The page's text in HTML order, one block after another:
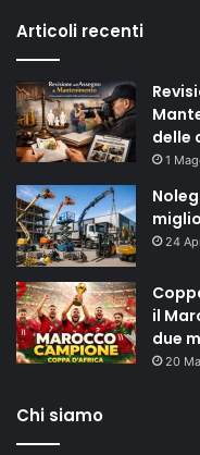
Articoli recenti
delle
1
24
il
due
20
Chi siamo